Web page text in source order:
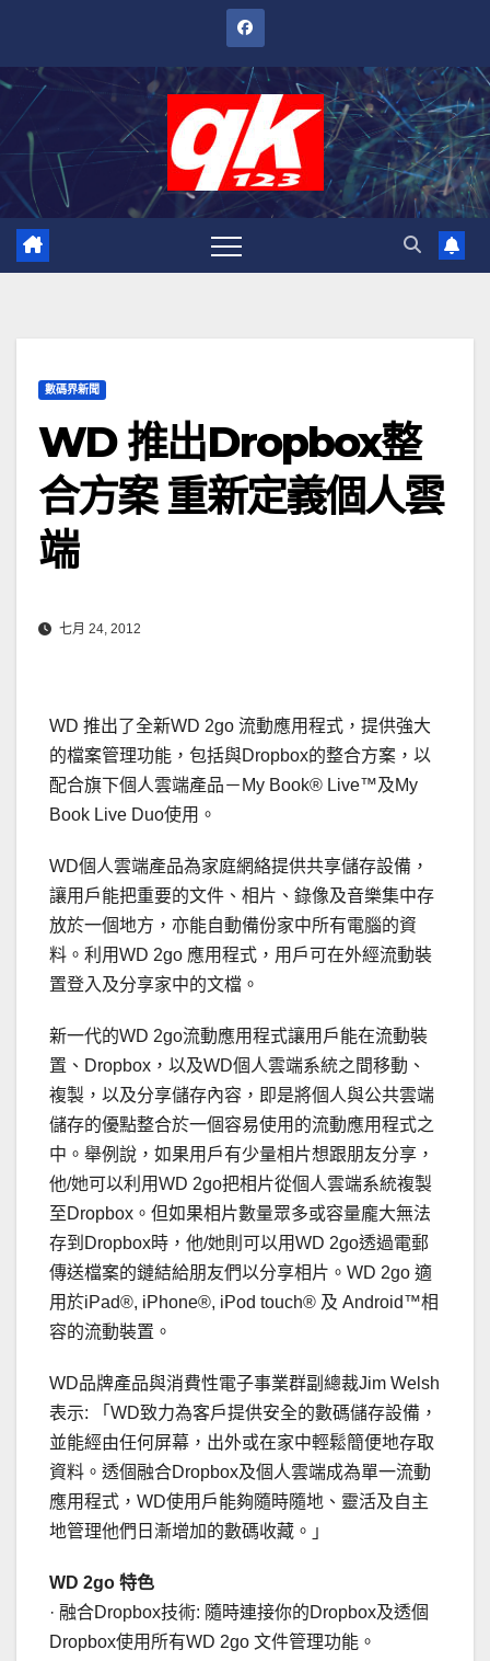
內
數碼界新聞
WD 推出Dropbox整
合方案 重新定義個人雲
端
七月 24, 2012
WD 推出了全新WD 2go 流動應用程式，提供強大
的檔案管理功能，包括與Dropbox的整合方案，以
配合旗下個人雲端產品－My Book® Live™及My
Book Live Duo使用。
WD個人雲端產品為家庭網絡提供共享儲存設備，
讓用戶能把重要的文件、相片、錄像及音樂集中存
放於一個地方，亦能自動備份家中所有電腦的資
料。利用WD 2go 應用程式，用戶可在外經流動裝
置登入及分享家中的文檔。
新一代的WD 2go流動應用程式讓用戶能在流動裝
置、Dropbox，以及WD個人雲端系統之間移動、
複製，以及分享儲存內容，即是將個人與公共雲端
儲存的優點整合於一個容易使用的流動應用程式之
中。舉例說，如果用戶有少量相片想跟朋友分享，
他/她可以利用WD 2go把相片從個人雲端系統複製
至Dropbox。但如果相片數量眾多或容量龐大無法
存到Dropbox時，他/她則可以用WD 2go透過電郵
傳送檔案的鏈結給朋友們以分享相片。WD 2go 適
用於iPad®, iPhone®, iPod touch® 及 Android™相
容的流動裝置。
WD品牌產品與消費性電子事業群副總裁Jim Welsh
表示: 「WD致力為客戶提供安全的數碼儲存設備，
並能經由任何屏幕，出外或在家中輕鬆簡便地存取
資料。透個融合Dropbox及個人雲端成為單一流動
應用程式，WD使用戶能夠隨時隨地、靈活及自主
地管理他們日漸增加的數碼收藏。」
WD 2go 特色
· 融合Dropbox技術: 隨時連接你的Dropbox及透個
Dropbox使用所有WD 2go 文件管理功能。